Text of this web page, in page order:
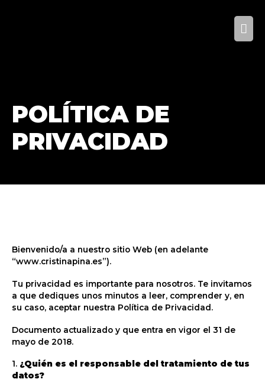
POLÍTICA DE
PRIVACIDAD
Bienvenido/a a nuestro sitio Web (en adelante
“www.cristinapina.es”).
Tu privacidad es importante para nosotros. Te invitamos
a que dediques unos minutos a leer, comprender y, en
su caso, aceptar nuestra Política de Privacidad.
Documento actualizado y que entra en vigor el 31 de
mayo de 2018.
1. ¿Quién es el responsable del tratamiento de tus
datos?